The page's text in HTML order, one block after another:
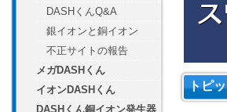
トピ
DASHくんQ&A
銀イオンと銅イオン
不正サイトの報告
メガDASHくん
イオンDASHくん
DASHくん銅イオン発生器